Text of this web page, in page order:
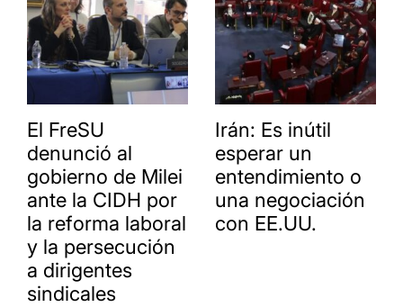
El FreSU
denunció al
gobierno de Milei
ante la CIDH por
la reforma laboral
y la persecución
a dirigentes
sindicales
Irán: Es inútil
esperar un
entendimiento o
una negociación
con EE.UU.